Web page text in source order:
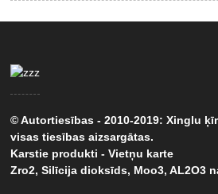
© Autortiesības - 2010-2019: Xinglu
visas tiesības aizsargātas.
Karstie produkti -Vietņu karte
Zro2,Silīcija dioksīds, Moo3,AL2O3